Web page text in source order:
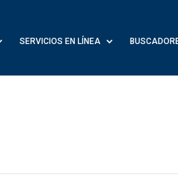
SERVICIOS EN LÍNEA